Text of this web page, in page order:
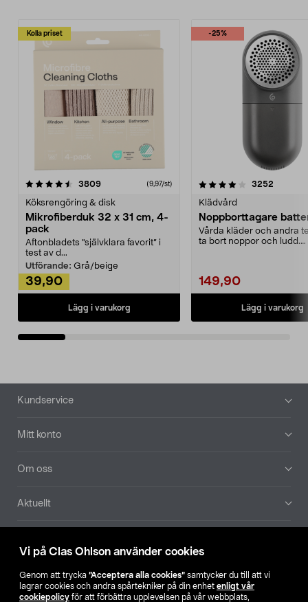
Vi på Clas Ohlson använder cookies
Genom att trycka ”Acceptera alla cookies” samtycker du till att vi
lagrar cookies och andra spårtekniker på din enhet enligt vår
cookiepolicy för att förbättra upplevelsen på vår webbplats,
Kolla priset
3809recensioner (9,97/st)
Köksrengöring & disk
Mikrofiberduk 32 x 31 cm, 4-
pack
Aftonbladets "självklara favorit” i
test av d...
Utförande: Grå/beige
39,90
Lägg i varukorg
-25%
4.0av 5 stjärnor 3252
Klädvård
Noppborttagare
Vårda kläder och andra
ta bort noppor och ludd.
149,90
Lägg i varukorg
4.5av 5 stjärnor
Sidfot
Kundservice
Mitt konto
Om oss
Aktuellt
Hitta butik